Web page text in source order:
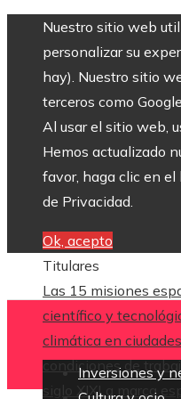
Nuestro sitio web
personalizar su
hay). Nuestro sitio
terceros como
Al usar el sitio web,
Hemos actualizado
favor, haga clic en
de Privacidad.
Ok, acepto
Titulares
Las 15 misiones
científico y
climática en
condiciones de
siglo XIXLa marca
Inversiones y